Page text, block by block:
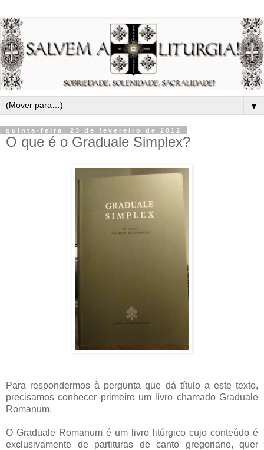
▼
quinta-feira, 23 de fevereiro de 2012
O que é o Graduale Simplex?
Para respondermos à pergunta que dá título a este texto,
precisamos conhecer primeiro um livro chamado Graduale
Romanum.
O Graduale Romanum é um livro litúrgico cujo conteúdo é
exclusivamente de partituras de canto gregoriano, quer